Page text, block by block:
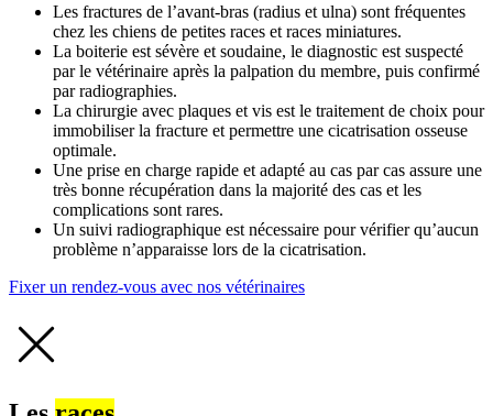
Les fractures de l’avant-bras (radius et ulna) sont fréquentes
chez les chiens de petites races et races miniatures.
La boiterie est sévère et soudaine, le diagnostic est suspecté
par le vétérinaire après la palpation du membre, puis confirmé
par radiographies.
La chirurgie avec plaques et vis est le traitement de choix pour
immobiliser la fracture et permettre une cicatrisation osseuse
optimale.
Une prise en charge rapide et adapté au cas par cas assure une
très bonne récupération dans la majorité des cas et les
complications sont rares.
Un suivi radiographique est nécessaire pour vérifier qu’aucun
problème n’apparaisse lors de la cicatrisation.
Fixer un rendez-vous avec nos vétérinaires